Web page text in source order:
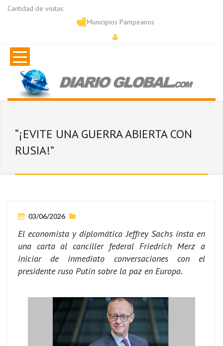
Cantidad de visitas:
Municipios Pampeanos
“¡EVITE UNA GUERRA ABIERTA CON
RUSIA!”
03/06/2026
El economista y diplomático Jeffrey Sachs insta en
una carta al canciller federal Friedrich Merz a
iniciar de inmediato conversaciones con el
presidente ruso Putin sobre la paz en Europa.